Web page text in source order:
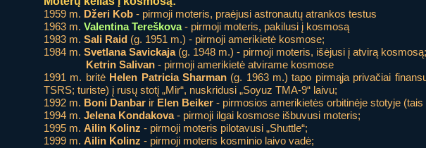
1959 m. Džeri Kob - pirmoji moteris, praėjusi astronautų atrankos testus
1963 m. Valentina Tereškova- pirmoji moteris, pakilusi į kosmosą
1983 m. Sali Raid (g. 1951 m.) - pirmoji amerikietė kosmose;
1984 m. Svetlana Savickaja(g. 1948 m.) - pirmoji moteris, išėjusi į atvirą kosmosą;
Ketrin Salivan - pirmoji amerikietė atvirame kosmose
1991 m. britė Helen Patricia Sharman(g. 1963 m.) tapo pirmąja privačiai
TSRS; turiste) į rusų stotį „Mir“, nuskridusi „Soyuz TMA-9“ laivu;
1992 m. Boni Danbar ir Elen Beiker - pirmosios amerikietės orbitinėje stotyje
1994 m. Jelena Kondakova- pirmoji ilgai kosmose išbuvusi moteris;
1995 m. Ailin Kolinz - pirmoji moteris pilotavusi „Shuttle“;
1999 m. Ailin Kolinz - pirmoji moteris kosminio laivo vadė;